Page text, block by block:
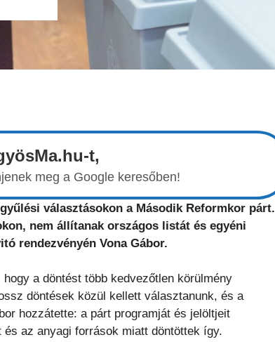
t,
meg a Google keresőben!
választásokon a Második Reformkor párt.
nem állítanak országos listát és egyéni
rendezvényén Vona Gábor.
a döntést több kedvezőtlen körülmény
döntések közül kellett választanunk, és a
hozzátette: a párt programját és jelöltjeit
az anyagi források miatt döntöttek így.